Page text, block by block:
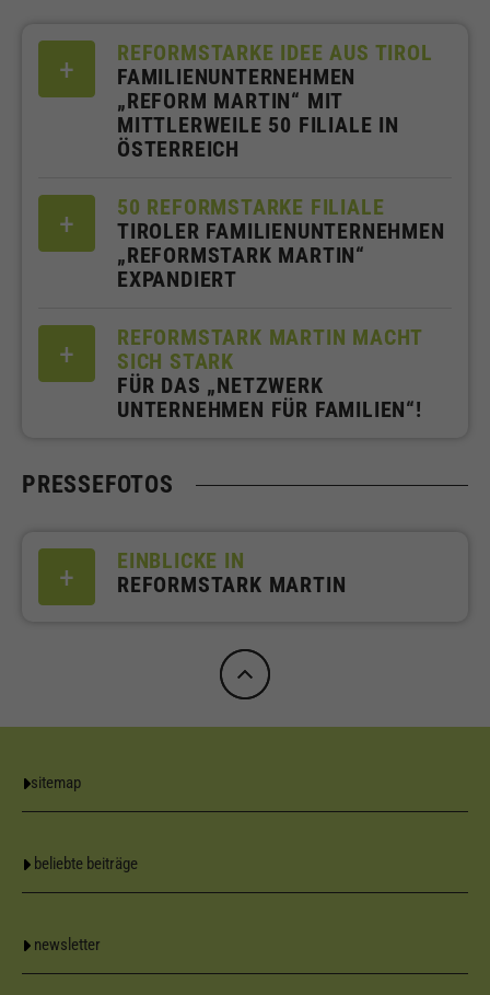
REFORMSTARKE IDEE AUS TIROL
FAMILIENUNTERNEHMEN
„REFORM MARTIN“ MIT
MITTLERWEILE 50 FILIALE IN
ÖSTERREICH
50 REFORMSTARKE FILIALE
TIROLER FAMILIENUNTERNEHMEN
„REFORMSTARK MARTIN“
EXPANDIERT
REFORMSTARK MARTIN MACHT
SICH STARK
FÜR DAS „NETZWERK
UNTERNEHMEN FÜR FAMILIEN“!
PRESSEFOTOS
EINBLICKE IN
REFORMSTARK MARTIN
sitemap
beliebte beiträge
newsletter